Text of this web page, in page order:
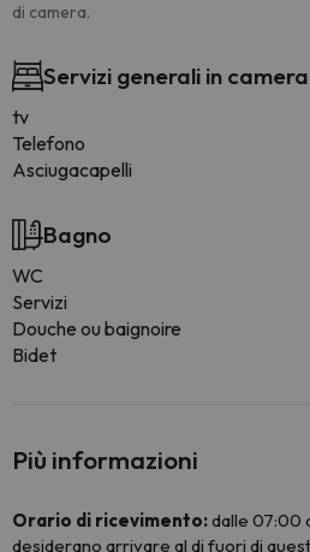
di camera.
Servizi generali in camera
tv
Telefono
Asciugacapelli
Bagno
WC
Servizi
Douche ou baignoire
Bidet
Più informazioni
Orario di ricevimento:dalle 07:00
desiderano arrivare al di fuori di